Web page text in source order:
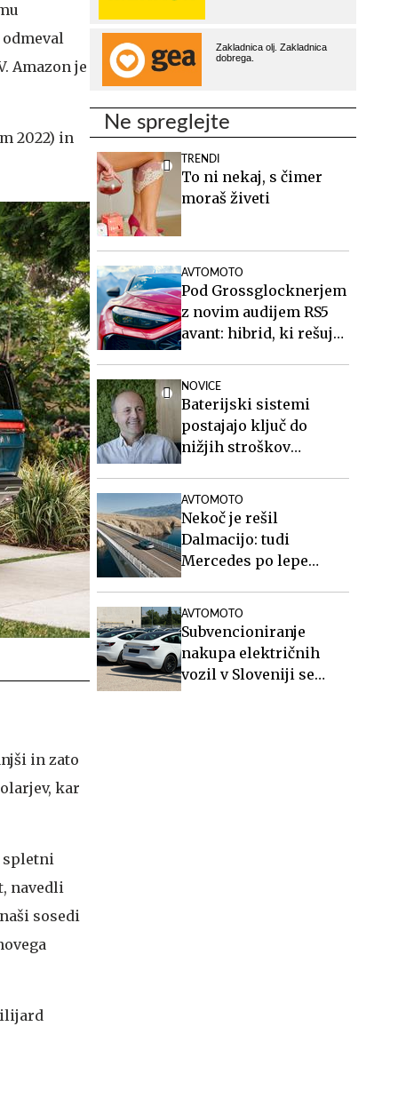
Amazon je
2022) in
in zato
kar
spletni
navedli
sosedi
Ne spreglejte
TRENDI
To ni nekaj, s čimer
moraš živeti
AVTOMOTO
Pod Grossglocknerjem
z novim audijem RS5
avant: hibrid, ki rešuje
NOVICE
Baterijski sistemi
postajajo ključ do
nižjih stroškov
AVTOMOTO
Nekoč je rešil
Dalmacijo: tudi
Mercedes po lepe
AVTOMOTO
Subvencioniranje
nakupa električnih
vozil v Sloveniji se